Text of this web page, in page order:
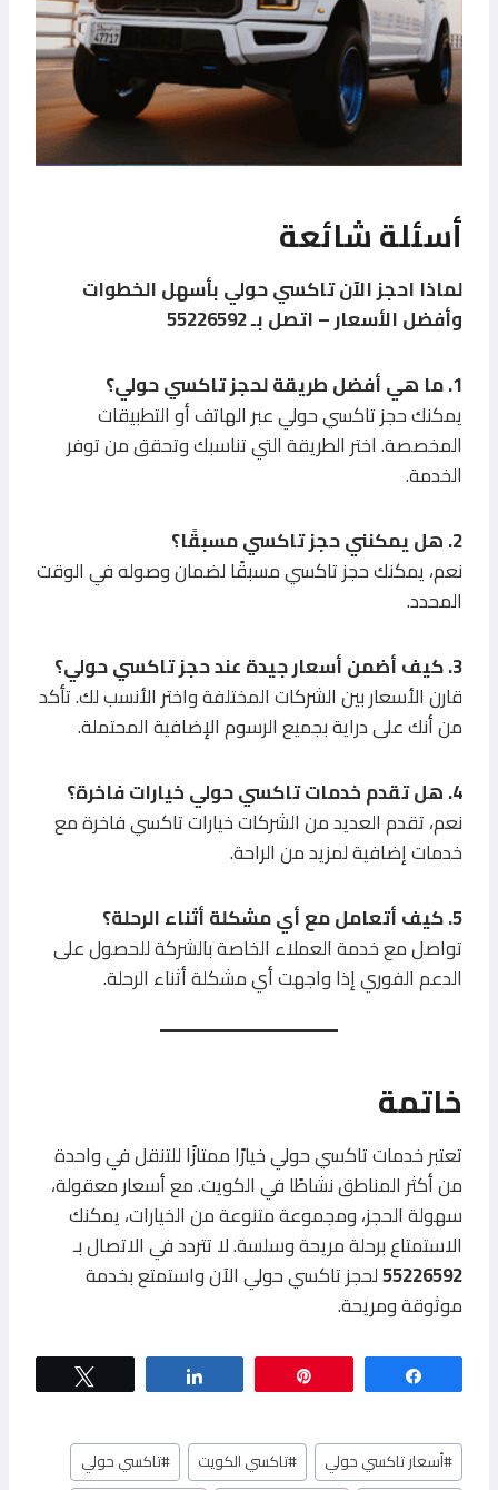
أسئلة شائعة
لماذا احجز الآن تاكسي حولي بأسهل الخطوات
وأفضل الأسعار – اتصل بـ 55226592
1. ما هي أفضل طريقة لحجز تاكسي حولي؟
يمكنك حجز تاكسي حولي عبر الهاتف أو التطبيقات
المخصصة. اختر الطريقة التي تناسبك وتحقق من توفر
الخدمة.
2. هل يمكنني حجز تاكسي مسبقًا؟
نعم، يمكنك حجز تاكسي مسبقًا لضمان وصوله في الوقت
المحدد.
3. كيف أضمن أسعار جيدة عند حجز تاكسي حولي؟
قارن الأسعار بين الشركات المختلفة واختر الأنسب لك. تأكد
من أنك على دراية بجميع الرسوم الإضافية المحتملة.
4. هل تقدم خدمات تاكسي حولي خيارات فاخرة؟
نعم، تقدم العديد من الشركات خيارات تاكسي فاخرة مع
خدمات إضافية لمزيد من الراحة.
5. كيف أتعامل مع أي مشكلة أثناء الرحلة؟
تواصل مع خدمة العملاء الخاصة بالشركة للحصول على
الدعم الفوري إذا واجهت أي مشكلة أثناء الرحلة.
خاتمة
تعتبر خدمات تاكسي حولي خيارًا ممتازًا للتنقل في واحدة
من أكثر المناطق نشاطًا في الكويت. مع أسعار معقولة،
سهولة الحجز، ومجموعة متنوعة من الخيارات، يمكنك
الاستمتاع برحلة مريحة وسلسة. لا تتردد في الاتصال بـ
55226592لحجز تاكسي حولي الآن واستمتع بخدمة
موثوقة ومريحة.
وسوم
المقال:
#أسعار تاكسي حولي #تاكسي الكويت #تاكسي حولي